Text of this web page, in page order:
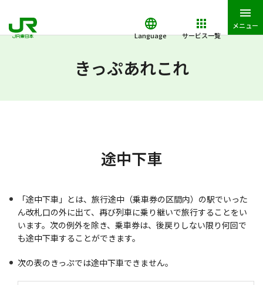
Language サービス一覧
メニュー
きっぷあれこれ
途中下車
「途中下車」とは、旅行途中（乗車券の区間内）の駅でいった
ん改札口の外に出て、再び列車に乗り継いで旅行することをい
います。次の例外を除き、乗車券は、後戻りしない限り何回で
も途中下車することができます。
次の表のきっぷでは途中下車できません。